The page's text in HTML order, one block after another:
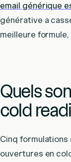
email générique
générative a
meilleure
Quels
cold
Cinq
ouvertures en